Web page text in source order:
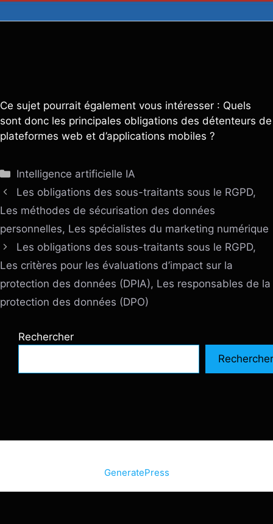
Ce sujet pourrait également vous intéresser : Quels
sont donc les principales obligations des détenteurs de
plateformes web et d’applications mobiles ?
Catégories
Intelligence artificielle IA
Les obligations des sous-traitants sous le RGPD,
Les méthodes de sécurisation des données
personnelles, Les spécialistes du marketing numérique
Les obligations des sous-traitants sous le RGPD,
Les critères pour les évaluations d’impact sur la
protection des données (DPIA), Les responsables de la
protection des données (DPO)
Rechercher
Rechercher
GeneratePress